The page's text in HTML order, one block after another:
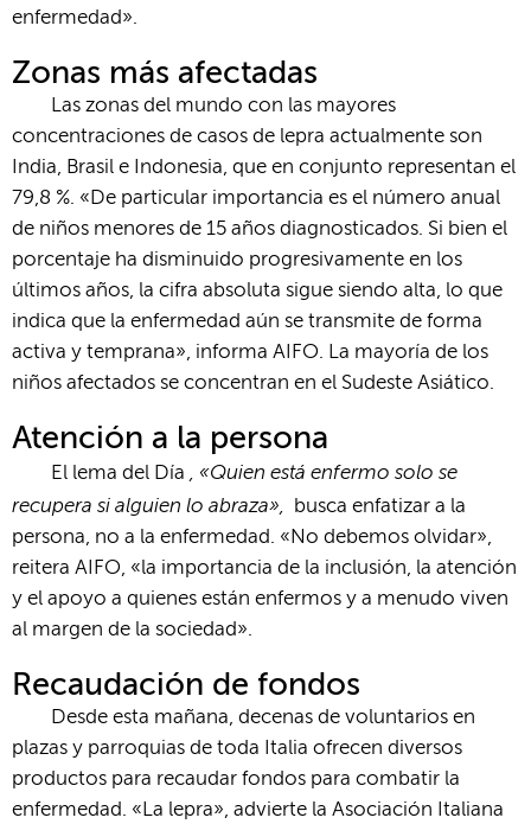
enfermedad».
Zonas más afectadas
Las zonas del mundo con las mayores
concentraciones de casos de lepra actualmente son
India, Brasil e Indonesia, que en conjunto representan el
79,8 %. «De particular importancia es el número anual
de niños menores de 15 años diagnosticados. Si bien el
porcentaje ha disminuido progresivamente en los
últimos años, la cifra absoluta sigue siendo alta, lo que
indica que la enfermedad aún se transmite de forma
activa y temprana», informa AIFO. La mayoría de los
niños afectados se concentran en el Sudeste Asiático.
Atención a la persona
El lema del Día, «Quien está enfermo solo se
recupera si alguien lo abraza», busca enfatizar a la
persona, no a la enfermedad. «No debemos olvidar»,
reitera AIFO, «la importancia de la inclusión, la atención
y el apoyo a quienes están enfermos y a menudo viven
al margen de la sociedad».
Recaudación de fondos
Desde esta mañana, decenas de voluntarios en
plazas y parroquias de toda Italia ofrecen diversos
productos para recaudar fondos para combatir la
enfermedad. «La lepra», advierte la Asociación Italiana